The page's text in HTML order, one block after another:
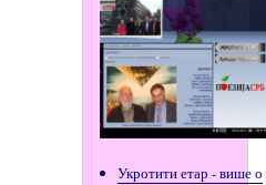
Укротити етар - више о